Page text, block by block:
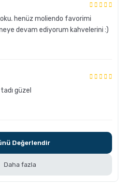
Pot ile Evde Espresso Nasıl
Yapılır ?
Over Kahve Nasıl Demlenir?
henüz moliendo favorimi
devam ediyorum kahvelerini :)
güzel
Değerlendir
Daha fazla